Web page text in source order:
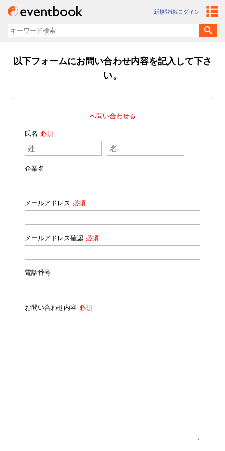
新規登録/ログイン
以下フォームにお問い合わせ内容を記入して下さ
い。
へ問い合わせる
氏名
企業名
メールアドレス
メールアドレス確認
電話番号
お問い合わせ内容